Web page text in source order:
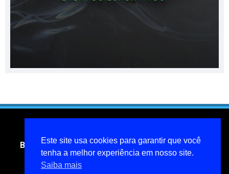
Blog do jornalista Miguel Pinheiro- todos os direitos
reservados
miguelpinheiroarcanjo@hotmail.com
Este site usa cookies para garantir que você
tenha a melhor experiência em nosso site.
Saiba mais